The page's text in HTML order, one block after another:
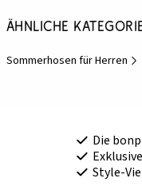
Ähnliche
Sommerhosen für Herren
Die
Style-